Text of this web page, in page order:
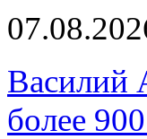
Василий
более